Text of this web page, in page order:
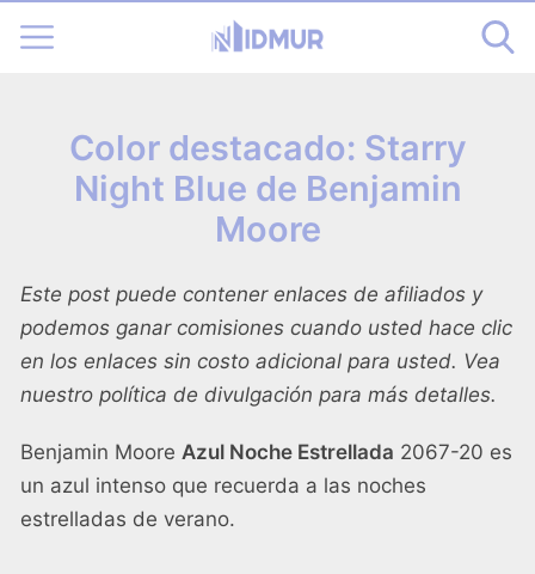
Color destacado: Starry
Night Blue de Benjamin
Moore
Este post puede contener enlaces de afiliados y
podemos ganar comisiones cuando usted hace clic
en los enlaces sin costo adicional para usted. Vea
nuestro política de divulgación para más detalles.
Benjamin Moore Azul Noche Estrellada 2067-20 es
un azul intenso que recuerda a las noches
estrelladas de verano.